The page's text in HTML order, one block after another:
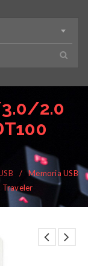
2.0
/
Memoria USB